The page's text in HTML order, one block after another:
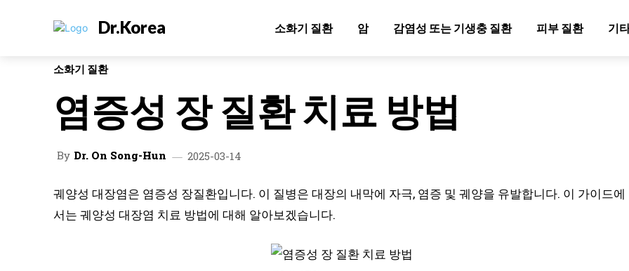
Dr.Korea 소화기 질환 암 감염성 또는 기생충 질환 피부 질환 기
소화기 질환
염증성 장 질환 치료 방법
By Dr. On Song-Hun 2025-03-14
궤양성 대장염은 염증성 장질환입니다. 이 질병은 대장의 내막에 자극, 염증 및 궤양을 유발합니다. 이 가이드에
서는 궤양성 대장염 치료 방법에 대해 알아보겠습니다.